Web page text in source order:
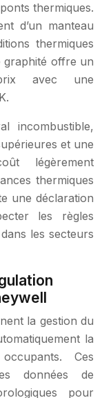
thermiques.
d’un manteau
thermiques
graphité offre un
prix avec une
incombustible,
et une
légèrement
thermiques
une déclaration
les règles
les secteurs
la gestion du
la
Ces
données de
pour